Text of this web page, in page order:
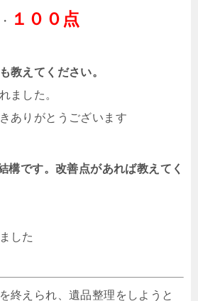
１００点
教えてください。
ました。
ありがとうございます
構です。改善点があれば教えてく
した
終えられ、遺品整理をしようと